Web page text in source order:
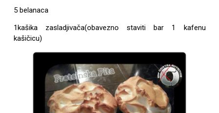
5 belanaca
1kašika zasladjivača(obavezno staviti bar 1 kafenu
kašičicu)